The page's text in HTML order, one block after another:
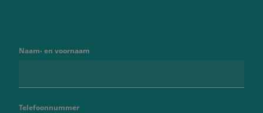
Naam- en voornaam
Telefoonnummer